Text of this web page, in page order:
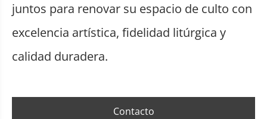
juntos para renovar su espacio de culto con
excelencia artística, fidelidad litúrgica y
calidad duradera.
Contacto